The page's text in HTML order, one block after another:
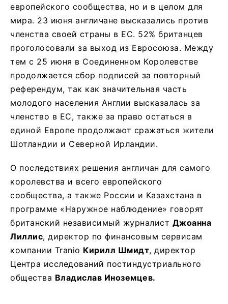
европейского сообщества, но и в целом для
мира. 23 июня англичане высказались против
членства своей страны в ЕС. 52% британцев
проголосовали за выход из Евросоюза. Между
тем с 25 июня в Соединенном Королевстве
продолжается сбор подписей за повторный
референдум, так как значительная часть
молодого населения Англии высказалась за
членство в ЕС, также за право остаться в
единой Европе продолжают сражаться жители
Шотландии и Северной Ирландии.
О последствиях решения англичан для самого
королевства и всего европейского
сообщества, а также России и Казахстана в
программе «Наружное наблюдение» говорят
британский независимый журналист Джоанна
Лиллис, директор по финансовым сервисам
компании Tranio Кирилл Шмидт, директор
Центра исследований постиндустриального
общества Владислав Иноземцев.